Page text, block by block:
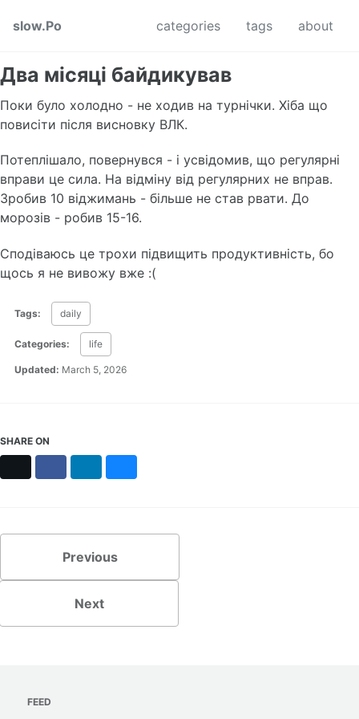
slow.Po
categories tags about
Два місяці байдикував
Поки було холодно - не ходив на турнічки. Хіба що
повисіти після висновку ВЛК.
Потеплішало, повернувся - і усвідомив, що регулярні
вправи це сила. На відміну від регулярних не вправ.
Зробив 10 віджимань - більше не став рвати. До
морозів - робив 15-16.
Сподіваюсь це трохи підвищить продуктивність, бо
щось я не вивожу вже :(
Tags: daily
Categories: life
Updated: March 5, 2026
SHARE ON
Previous
Next
FEED